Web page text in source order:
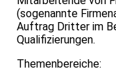
(sogenannte
Auftrag Dritter im
Qualifizierungen.
Themenbereiche: